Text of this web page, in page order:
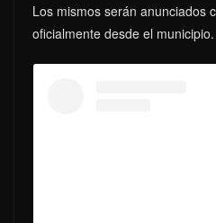
Los mismos serán anunciados
oficialmente desde el municipio.